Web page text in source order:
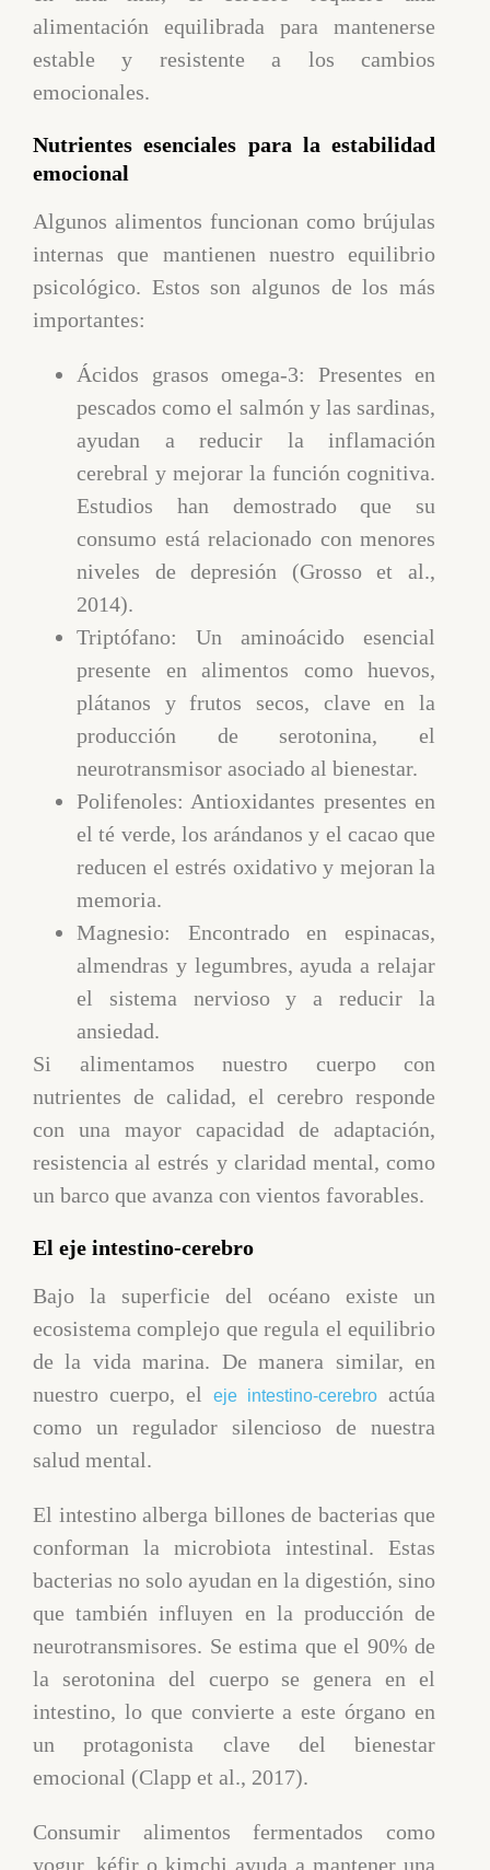
alimentación equilibrada para mantenerse
estable y resistente a los cambios
emocionales.
Nutrientes esenciales para la estabilidad
emocional
Algunos alimentos funcionan como brújulas
internas que mantienen nuestro equilibrio
psicológico. Estos son algunos de los más
importantes:
Ácidos grasos omega-3: Presentes en
pescados como el salmón y las sardinas,
ayudan a reducir la inflamación
cerebral y mejorar la función cognitiva.
Estudios han demostrado que su
consumo está relacionado con menores
niveles de depresión (Grosso et al.,
2014).
Triptófano: Un aminoácido esencial
presente en alimentos como huevos,
plátanos y frutos secos, clave en la
producción de serotonina, el
neurotransmisor asociado al bienestar.
Polifenoles: Antioxidantes presentes en
el té verde, los arándanos y el cacao que
reducen el estrés oxidativo y mejoran la
memoria.
Magnesio: Encontrado en espinacas,
almendras y legumbres, ayuda a relajar
el sistema nervioso y a reducir la
ansiedad.
Si alimentamos nuestro cuerpo con
nutrientes de calidad, el cerebro responde
con una mayor capacidad de adaptación,
resistencia al estrés y claridad mental, como
un barco que avanza con vientos favorables.
El eje intestino-cerebro
Bajo la superficie del océano existe un
ecosistema complejo que regula el equilibrio
de la vida marina. De manera similar, en
nuestro cuerpo, el
eje intestino-cerebro actúa
como un regulador silencioso de nuestra
salud mental.
El intestino alberga billones de bacterias que
conforman la microbiota intestinal. Estas
bacterias no solo ayudan en la digestión, sino
que también influyen en la producción de
neurotransmisores. Se estima que el 90% de
la serotonina del cuerpo se genera en el
intestino, lo que convierte a este órgano en
un protagonista clave del bienestar
emocional (Clapp et al., 2017).
Consumir alimentos fermentados como
yogur, kéfir o kimchi ayuda a mantener una